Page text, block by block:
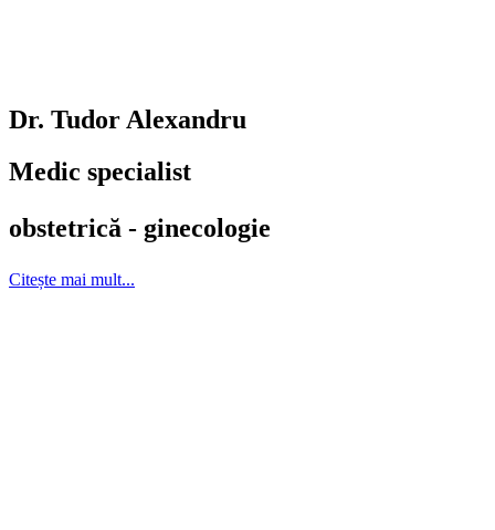
Dr. Tudor Alexandru
Medic specialist
obstetrică - ginecologie​
Citește mai mult...